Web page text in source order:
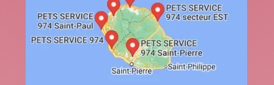
Les erreurs à éviter quand on